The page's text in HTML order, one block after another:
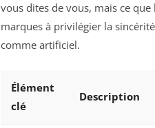
vous dites de vous, mais ce
marques à privilégier la
comme artificiel.
Élément
clé
Description